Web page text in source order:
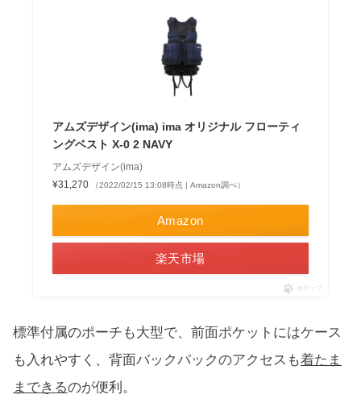
アムズデザイン(ima) ima オリジナル フローティ
ングベスト X-0 2 NAVY
アムズデザイン(ima)
¥31,270
（2022/02/15 13:08時点 | Amazon調べ）
Amazon
楽天市場
ポチップ
標準付属のポーチも大型で、前面ポケットにはケース
も入れやすく、背面バックパックのアクセスも着たま
まできるのが便利。